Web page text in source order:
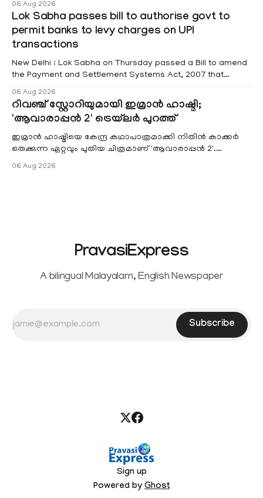
Kottayam, Wayanad and Kasaragod districts. Meanwhile, a
red alert remains in place on Thursday for Kottayam,
Pathanamtitta and Idukki districts. Following a red alert on
06 Aug 2026
Lok Sabha passes bill to authorise govt to
permit banks to levy charges on UPI
transactions
New Delhi : Lok Sabha on Thursday passed a Bill to amend
the Payment and Settlement Systems Act, 2007 that
service providers to levy charges on payments through
unified payments interface (UPI) and other notified
electronic payment modes. The amendment passed by the
06 Aug 2026
റിവഞ്ച് സ്റ്റോറിയുമായി ഇമ്രാൻ ഹാഷ്മി;
'ആവാരാപ്പൻ 2' ട്രെയ്‌ലർ പുറത്ത്
ഇമ്രാൻ ഹാഷ്മിയെ കേന്ദ്ര കഥാപാത്രമാക്കി നിതിൻ കാക്കർ
ഒരുക്കുന്ന ഏറ്റവും പുതിയ ചിത്രമാണ് 'ആവാരാപ്പൻ 2'.
06 Aug 2026
PravasiExpress
A bilingual Malayalam, English Newspaper
Subscribe
Sign up
Powered by Ghost